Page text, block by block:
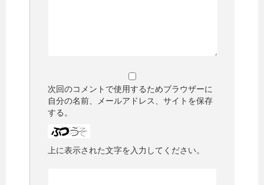
次回のコメントで使用するためブラウザーに
自分の名前、メールアドレス、サイトを保存
する。
上に表示された文字を入力してください。